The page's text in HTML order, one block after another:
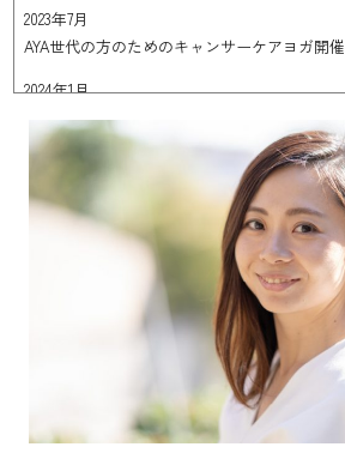
2023年7月
AYA世代の方のためのキャンサーケアヨガ開催
2024年1月
5病院合同三島医療圏 がんサロンでキャンサ
2024年5月
和泉市立総合医療センター 乳がんサロン「
ーケアヨガ開催
大阪市立総合医療センターにてキャンサーケ
乳腺外科さきたクリニックにてキャンサーケ
ヨガフェスタ横浜2024でのヨガカンファレン